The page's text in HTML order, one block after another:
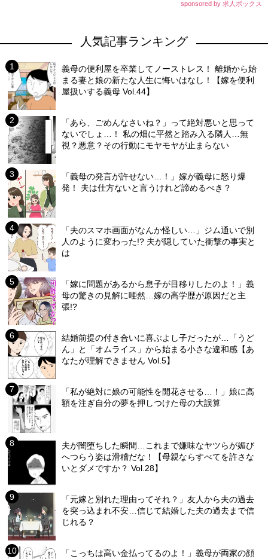
sponsored by 求人ボックス
人気記事ランキング
義母の便利屋を卒業してノーストレス！ 離婚から始
まる妻と娘の新たな人生に悔いはなし！【嫁を便利
屋扱いする義母 Vol.44】
「あら、ごめんなさいね？」って絶対悪いと思って
ないでしょ…！ 私の畑に平然と踏み入る隣人…無
視？悪意？その行動にモヤモヤが止まらない
「義母の発言が許せない…！」嫁が義母に怒り爆
発！ 夫は仕方ないと言うけれど諦めるべき？
「夫のスマホ画面がなんか怪しい…」ジム通いで別
人のように変わった!? 夫が隠していた衝撃の事実と
は
「嫁に問題があるから息子が目移りしたのよ！」義
母の驚きの見解に唖然…嫁の高学歴が原因だと主
張!?
結婚前提の付き合いに喜ぶよし子だったが…「うど
ん」と「オムライス」から始まる小さな違和感【あ
なたが理解できません Vol.5】
「私が絶対に娘の可能性を開花させる…！」娘に高
額を注ぎ自分の夢を押しつけた母の大誤算
夫が闇堕ちした瞬間…これまで嫌味なヤツらが媚び
へつらう姿は滑稽だな！【母親ならすべてを許さな
いとダメですか？ Vol.28】
「元嫁と別れた理由ってそれ？」友人から夫の過去
を突っ込まれ不安…信じて結婚した夫の過去まで信
じれる？
「こっちは高い金払ってるのよ！」義母が両家の顔